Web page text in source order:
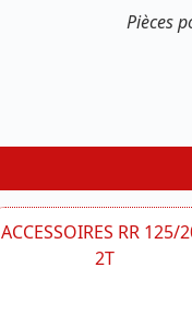
Pièces
ACCESSOIRES RR 125/
2T